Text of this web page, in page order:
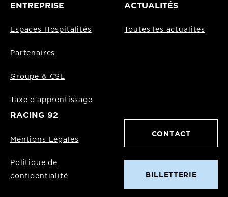
ENTREPRISE
Espaces Hospitalités
Partenaires
Groupe & CSE
Taxe d'apprentissage
ACTUALITÉS
Toutes les actualités
RACING 92
Mentions Légales
Politique de
confidentialité
CONTACT
BILLETTERIE